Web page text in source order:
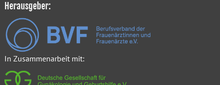
Herausgeber:
In Zusammenarbeit mit: